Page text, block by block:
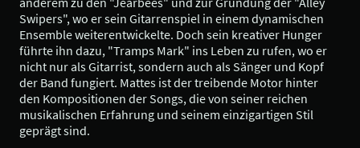
Swipers", wo er sein Gitarrenspiel in einem dynamischen
Ensemble weiterentwickelte. Doch sein kreativer Hunger
führte ihn dazu, "Tramps Mark" ins Leben zu rufen, wo er
nicht nur als Gitarrist, sondern auch als Sänger und Kopf
der Band fungiert. Mattes ist der treibende Motor hinter
den Kompositionen der Songs, die von seiner reichen
musikalischen Erfahrung und seinem einzigartigen Stil
geprägt sind.